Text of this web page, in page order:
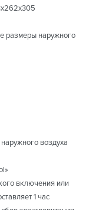
размеры наружного
воздуха
включения или
1 час